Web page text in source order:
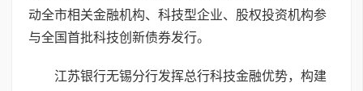
动全市相关金融机构、科技型企业、股权投资机构参
与全国首批科技创新债券发行。
江苏银行无锡分行发挥总行科技金融优势，构建